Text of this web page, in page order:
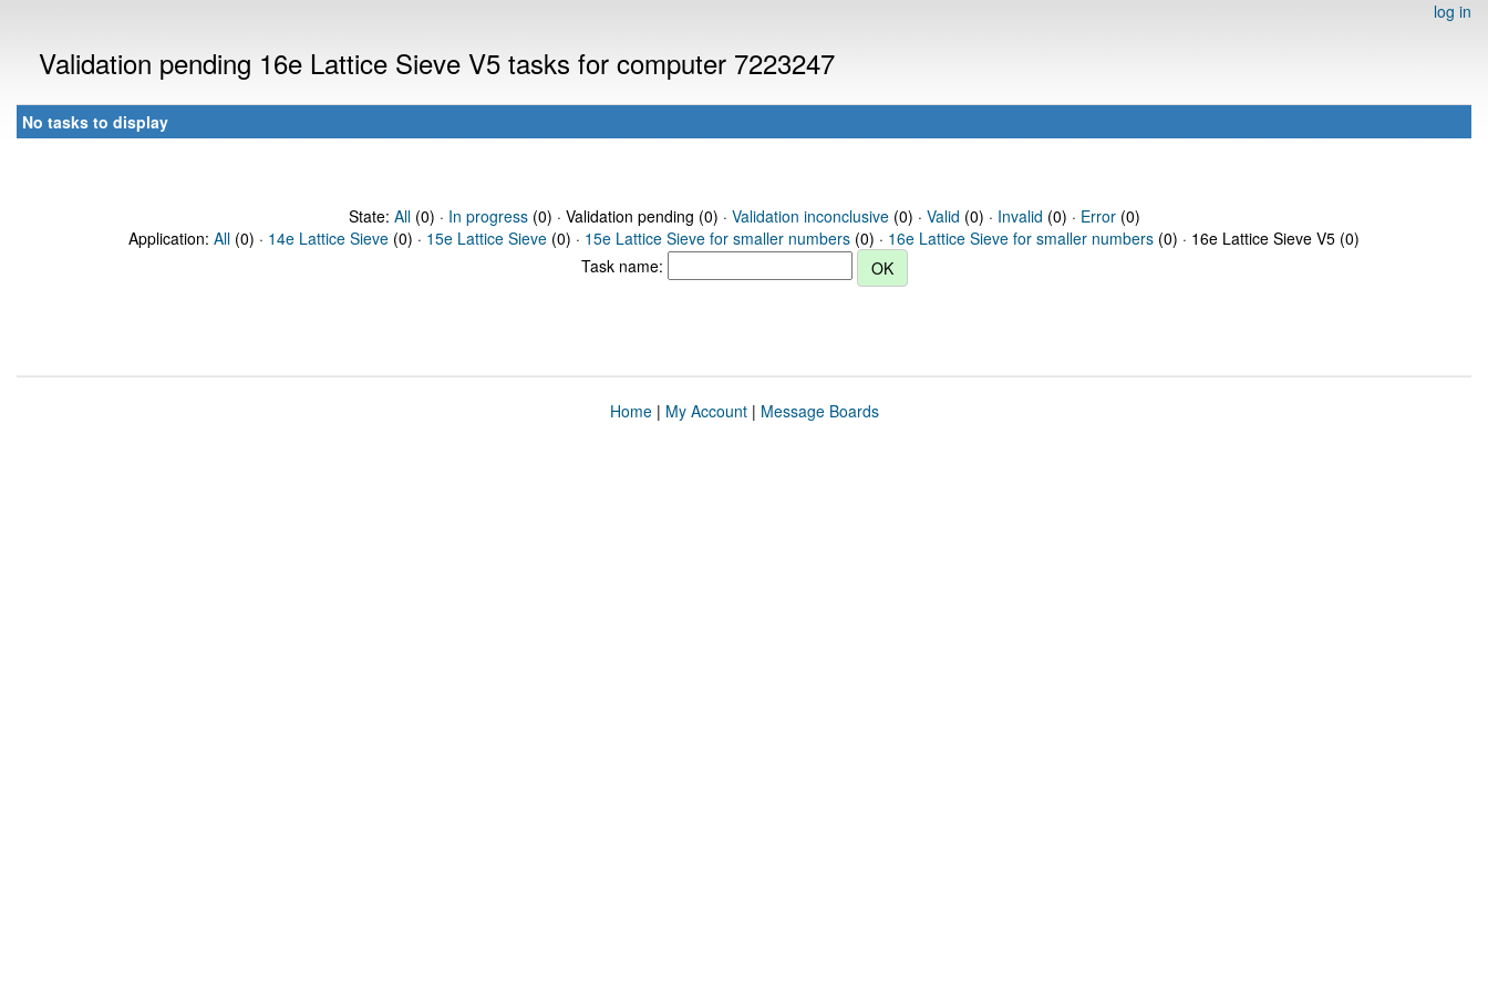
log in
Validation pending 16e Lattice Sieve V5 tasks for computer 7223247
No tasks to display
State: All(0) · In progress(0) · Validation pending (0) · Validation inconclusive(0) · Valid (0) · Invalid (0) · Error(0)
Application: All (0) · 14e Lattice Sieve (0) · 15e Lattice Sieve (0) · 15e Lattice Sieve for smaller numbers (0) · 16e Lattice Sieve for smaller numbers (0) · 16e Lattice Sieve V5 (0)
Task name:
Home| My Account| Message Boards